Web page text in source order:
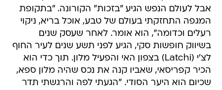
אבל לעולם הנפש הגיע "בזכות" הקורונה. "בתקופת
המגפה התחזקתי בעולם של טבע, אוכל בריא, ניקוי
רעלים וכדומה", הוא אומר. לאחר שעסק שנים
בשיווק חופשות סקי, הגיע לפני תשע שנים לעיר החוף
לצ'י (Latchi) בצפון האי והפעיל מלון. תוך כדי הוא
הכיר קפריסאי, שאביו קנה את נכס שהיה מלון ספא,
שכיום הוא היער הסודי. "הגעתי לפה והרגשתי תדר